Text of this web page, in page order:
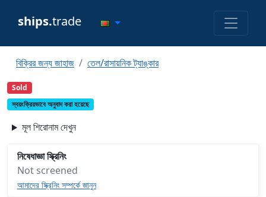
ships.trade
বিক্রির জন্য জাহাজ তেল/রাসায়নিক ট্যাঙ্কার
Sold
স্বয়ংক্রিয়ভাবে অনুবাদ করা হয়েছে
মূল শিরোনাম দেখুন
নিষেধাজ্ঞা স্ক্রিনিং
Not screened
আমাদের স্ক্রিনিং সম্পর্কে জানুন